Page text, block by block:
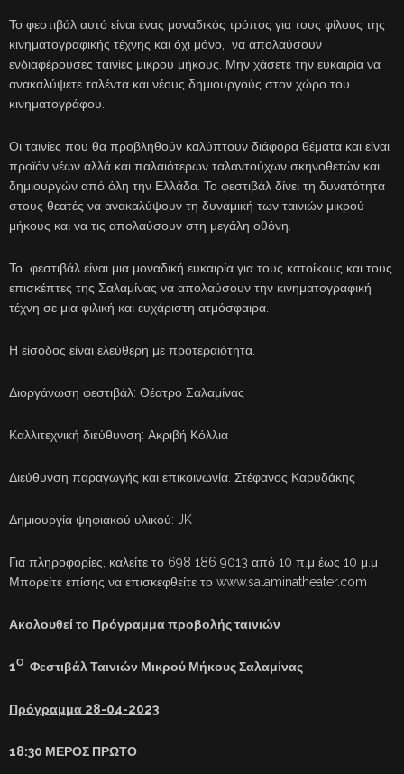
Το φεστιβάλ αυτό είναι ένας μοναδικός τρόπος για τους φίλους της
κινηματογραφικής τέχνης και όχι μόνο, να απολαύσουν
ενδιαφέρουσες ταινίες μικρού μήκους. Μην χάσετε την ευκαιρία να
ανακαλύψετε ταλέντα και νέους δημιουργούς στον χώρο του
κινηματογράφου.
Οι ταινίες που θα προβληθούν καλύπτουν διάφορα θέματα και είναι
προϊόν νέων αλλά και παλαιότερων ταλαντούχων σκηνοθετών και
δημιουργών από όλη την Ελλάδα. Το φεστιβάλ δίνει τη δυνατότητα
στους θεατές να ανακαλύψουν τη δυναμική των ταινιών μικρού
μήκους και να τις απολαύσουν στη μεγάλη οθόνη.
Το φεστιβάλ είναι μια μοναδική ευκαιρία για τους κατοίκους και τους
επισκέπτες της Σαλαμίνας να απολαύσουν την κινηματογραφική
τέχνη σε μια φιλική και ευχάριστη ατμόσφαιρα.
Η είσοδος είναι ελεύθερη με προτεραιότητα.
Διοργάνωση φεστιβάλ: Θέατρο Σαλαμίνας
Καλλιτεχνική διεύθυνση: Ακριβή Κόλλια
Διεύθυνση παραγωγής και επικοινωνία: Στέφανος Καρυδάκης
Δημιουργία ψηφιακού υλικού: JK
Για πληροφορίες, καλείτε το 698 186 9013 από 10 π.μ έως 10 μ.μ
Μπορείτε επίσης να επισκεφθείτε το www.salaminatheater.com
Ακολουθεί το Πρόγραμμα προβολής ταινιών
1Ο Φεστιβάλ Ταινιών Μικρού Μήκους Σαλαμίνας
Πρόγραμμα 28-04-2023
18:30 ΜΕΡΟΣ ΠΡΩΤΟ